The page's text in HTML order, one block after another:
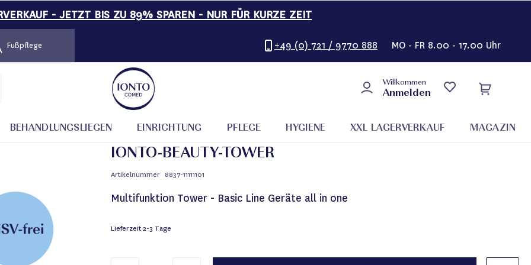
- JETZT BIS ZU 89% SPAREN - NUR FÜR KURZE ZEIT
Fußpflege +49 (0) 721 / 9770 888 MO - FR 8.00 - 17.00 Uhr
Willkommen
Anmelden
BEHANDLUNGSLIEGEN EINRICHTUNG PFLEGE HYGIENE XXL LAGERVERKAUF MAGAZIN
IONTO-BEAUTY-TOWER
Artikelnummer 8837-11111101
Multifunktion Tower - Basic Line Geräte all in one
Lieferzeit2-3 Tage